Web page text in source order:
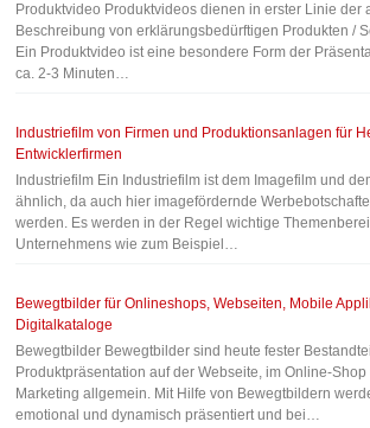
Produktvideo Produktvideos dienen in erster Linie der
Beschreibung von erklärungsbedürftigen Produkten /
Ein Produktvideo ist eine besondere Form der
ca. 2-3 Minuten…
Industriefilm von Firmen und Produktionsanlagen für
Entwicklerfirmen
Industriefilm Ein Industriefilm ist dem Imagefilm und
ähnlich, da auch hier imagefördernde
werden. Es werden in der Regel wichtige
Unternehmens wie zum Beispiel…
Bewegtbilder für Onlineshops, Webseiten, Mobile
Digitalkataloge
Bewegtbilder Bewegtbilder sind heute fester
Produktpräsentation auf der Webseite, im Online-
Marketing allgemein. Mit Hilfe von Bewegtbildern
emotional und dynamisch präsentiert und bei…